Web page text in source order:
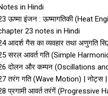
in Hindi
ऊष्मा इंजन : ऊष्मागतिकी (Heat
23 notes in Hindi
आदर्श गैस का व्यवहार तथा अणुगति
सरल आवर्त गति (Simple
दोलन और कम्पन (Oscillations
तरंग गति (Wave Motion) |
प्रगामी आवर्त तरंगें